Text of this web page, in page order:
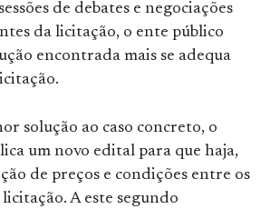
de debates e negociações
da licitação, o ente público
encontrada mais se adequa
solução ao caso concreto, o
um novo edital para que haja,
de preços e condições entre os
A este segundo